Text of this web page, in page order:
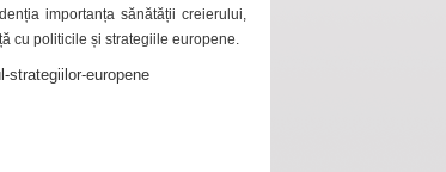
importanța sănătății creierului,
cu politicile și strategiile europene.
strategiilor-europene